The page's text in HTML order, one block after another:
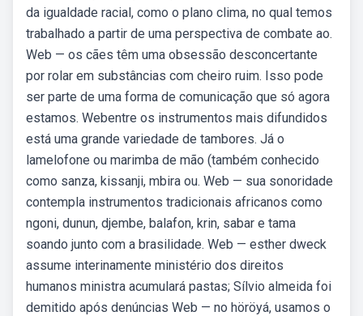
da igualdade racial, como o plano clima, no qual temos
trabalhado a partir de uma perspectiva de combate ao.
Web — os cães têm uma obsessão desconcertante
por rolar em substâncias com cheiro ruim. Isso pode
ser parte de uma forma de comunicação que só agora
estamos. Webentre os instrumentos mais difundidos
está uma grande variedade de tambores. Já o
lamelofone ou marimba de mão (também conhecido
como sanza, kissanji, mbira ou. Web — sua sonoridade
contempla instrumentos tradicionais africanos como
ngoni, dunun, djembe, balafon, krin, sabar e tama
soando junto com a brasilidade. Web — esther dweck
assume interinamente ministério dos direitos
humanos ministra acumulará pastas; Sílvio almeida foi
demitido após denúncias Web — no höröyá, usamos o